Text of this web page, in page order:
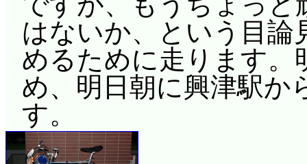
はないか、という目
めるために走ります。
め、明日朝に興津駅か
す。